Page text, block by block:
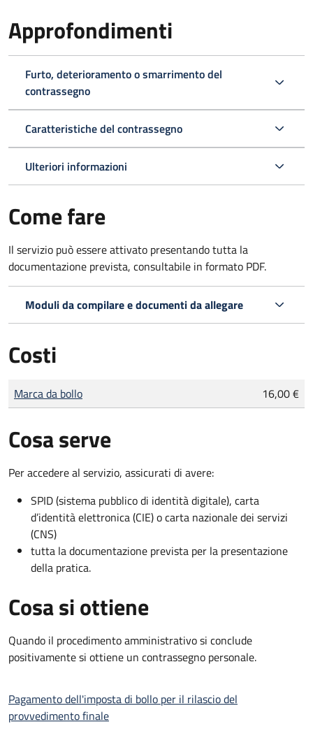
Approfondimenti
Furto, deterioramento o smarrimento del
contrassegno
Caratteristiche del contrassegno
Ulteriori informazioni
Come fare
Il servizio può essere attivato presentando tutta la
documentazione prevista, consultabile in formato PDF.
Moduli da compilare e documenti da allegare
Costi
Tipo di pagamento
Importo
Marca da bollo 16,00 €
Cosa serve
Per accedere al servizio, assicurati di avere:
SPID (sistema pubblico di identità digitale), carta
d’identità elettronica (CIE) o carta nazionale dei servizi
(CNS)
tutta la documentazione prevista per la presentazione
della pratica.
Cosa si ottiene
Quando il procedimento amministrativo si conclude
positivamente si ottiene un contrassegno personale.
Pagamento dell'imposta di bollo per il rilascio del
provvedimento finale